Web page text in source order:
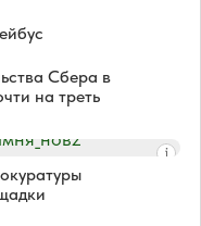
Сбера в
на треть